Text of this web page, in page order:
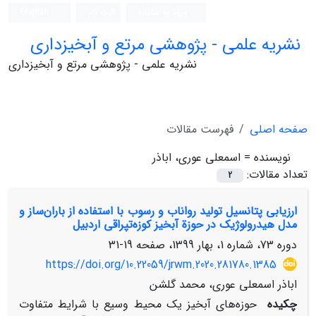
نشریه علمی - پژوهشی مرتع و آبخیزداری
نشریه علمی - پژوهشی مرتع و آبخیزداری
صفحه اصلی
فهرست مقالات
نویسنده = اسمعلی عوری، اباذر
تعداد مقالات:
2
ارزیابی پتانسیل تولید رواناب و رسوب با استفاده از باران‌ساز و
مدل هیدرولوژیک در حوزة آبخیز کوزه‌تپراقی اردبیل
دوره 73، شماره 1، بهار 1399، صفحه
19-31
https://doi.org/10.22059/jrwm.2020.281780.1385
اباذر اسمعلی عوری، محمد گلشن
چکیده
حوزه‌های آبخیز یک محیط وسیع با شرایط‌ متفاوت